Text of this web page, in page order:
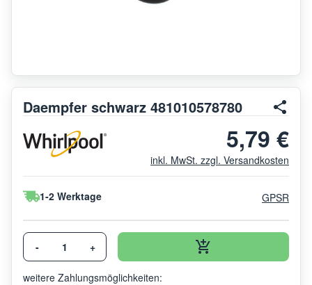
Daempfer schwarz 481010578780
5,79 €
inkl. MwSt. zzgl. Versandkosten
1-2 Werktage GPSR
- +
weitere Zahlungsmöglichkeiten: